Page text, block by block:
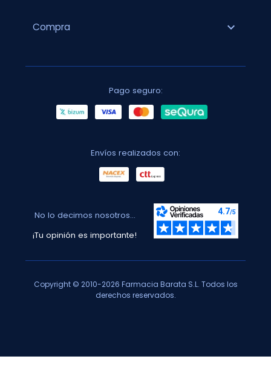
Compra expand_more
Pago seguro:
Envíos realizados con:
No lo decimos nosotros...
¡Tu opinión es importante!
Copyright © 2010-2026 Farmacia Barata S.L. Todos los
derechos reservados.